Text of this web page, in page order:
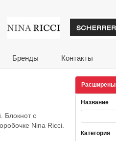
Бренды Контакты
Название
Категория
Блокнот с
Nina Ricci.